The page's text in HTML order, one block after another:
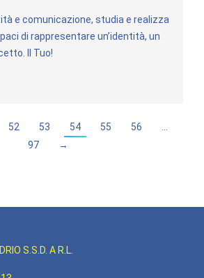
e comunicazione, studia e realizza
di rappresentare un’identità, un
Il Tuo!
52 53 54 55 56
97
→
S.S.D. A R.L.